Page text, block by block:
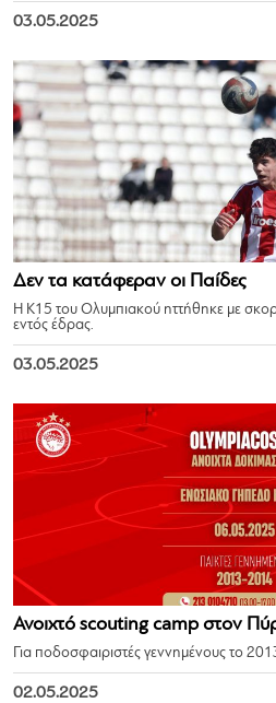
03.05.2025
Δεν τα κατάφεραν οι Παίδες
Η Κ15 του Ολυμπιακού ηττήθηκε με
εντός έδρας.
03.05.2025
Ανοιχτό scouting camp στον
Για ποδοσφαιριστές γεννημένους το
02.05.2025